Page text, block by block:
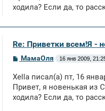
щ
е
и
ходила? Если да, то
Re: Приветки всем!Я -
С
б
щ
е
н
МамаОля 16 янв 2009,
Xella писал(а) пт, 16
Привет, я новенькая из
ходила? Если да, то